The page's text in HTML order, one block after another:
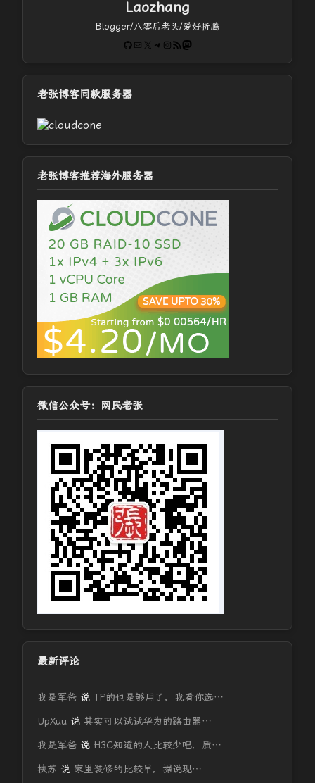
Laozhang
Blogger/八零后老头/爱好折腾
GitHub
电子邮件 X Telegram
Instagram
RSS FeedMastodon
老张博客同款服务器
老张博客推荐海外服务器
微信公众号：网民老张
最新评论
我是军爸 说 TP的也是够用了，我看你选…
UpXuu 说 其实可以试试华为的路由器…
我是军爸 说 H3C知道的人比较少吧，质…
扶苏 说 家里装修的比较早，据说现…